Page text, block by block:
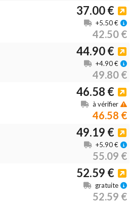
37.00 €
42.50 €
+5.50 €
44.90 €
49.80 €
+4.90 €
46.58 €
46.58 €
à vérifier
49.19 €
55.09 €
+5.90 €
52.59 €
52.59 €
gratuite